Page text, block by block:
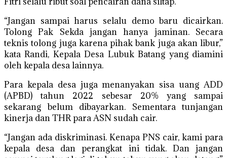
“Jangan sampai harus selalu demo baru dicairkan.
Tolong Pak Sekda jangan hanya jaminan. Secara
teknis tolong juga karena pihak bank juga akan libur,”
kata Randi, Kepala Desa Lubuk Batang yang diamini
oleh kepala desa lainnya.
Para kepala desa juga menanyakan sisa uang ADD
(APBD) tahun 2022 sebesar 20% yang sampai
sekarang belum dibayarkan. Sementara tunjangan
kinerja dan THR para ASN sudah cair.
“Jangan ada diskriminasi. Kenapa PNS cair, kami para
kepala desa dan perangkat ini tidak. Dan jangan